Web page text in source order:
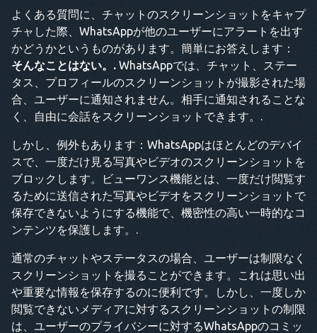
よくある質問に、チャットのスクリーンショットをキャプ
チャした際、WhatsAppが他のユーザーにアラートを出す
かどうかというものがあります。簡単にお答えします：
そんなことはない。. WhatsAppでは、チャット、ステー
タス、プロフィールのスクリーンショットが撮影された場
合、ユーザーに通知されません。相手に通知されることな
く、自由に会話をスクリーンショットできます。.
しかし、例外もあります：WhatsAppはほとんどのデバイ
スで、一度だけ見る写真やビデオのスクリーンショットを
ブロックします。ビューワンス機能とは、一度だけ閲覧す
るために送信された写真やビデオをスクリーンショットで
保存できないようにする機能で、機密性の高い一時的なコ
ンテンツを保護します。.
通常のチャットやステータスの場合、ユーザーは制限なく
スクリーンショットを撮ることができます。これは思い出
や重要な情報を保存するのに便利です。しかし、一度しか
閲覧できないメディアに対するスクリーンショットの制限
は、ユーザーのプライバシーに対するWhatsAppのコミッ